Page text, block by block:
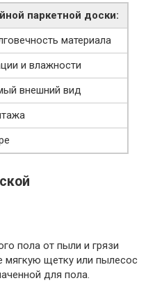
паркетной доски:
материала
и влажности
внешний вид
пола от пыли и грязи
мягкую щетку или пылесос
для пола.